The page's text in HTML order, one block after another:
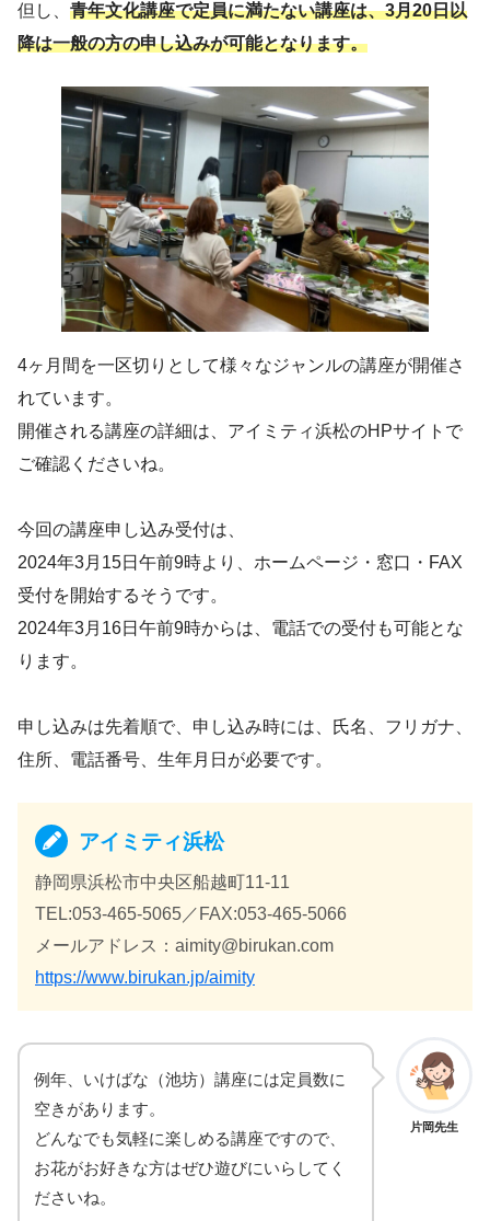
但し、 青年文化講座で定員に満たない講座は、3月20日以
降は一般の方の申し込みが可能となります。
4ヶ月間を一区切りとして様々なジャンルの講座が開催さ
れています。
開催される講座の詳細は、アイミティ浜松のHPサイトで
ご確認くださいね。
今回の講座申し込み受付は、
2024年3月15日午前9時より、ホームページ・窓口・FAX
受付を開始するそうです。
2024年3月16日午前9時からは、電話での受付も可能とな
ります。
申し込みは先着順で、申し込み時には、氏名、フリガナ、
住所、電話番号、生年月日が必要です。
アイミティ浜松
静岡県浜松市中央区船越町11-11
TEL:053-465-5065／FAX:053-465-5066
メールアドレス：aimity@birukan.com
https://www.birukan.jp/aimity
片岡先生
例年、いけばな（池坊）講座には定員数に
空きがあります。
どんなでも気軽に楽しめる講座ですので、
お花がお好きな方はぜひ遊びにいらしてく
ださいね。